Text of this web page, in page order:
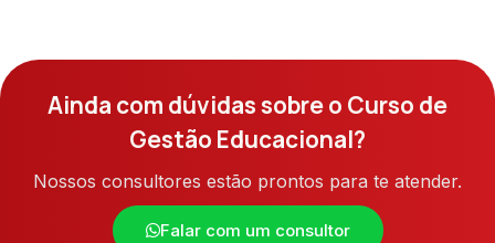
Ainda com dúvidas sobre o Curso de
Gestão Educacional?
Nossos consultores estão prontos para te atender.
Falar com um consultor